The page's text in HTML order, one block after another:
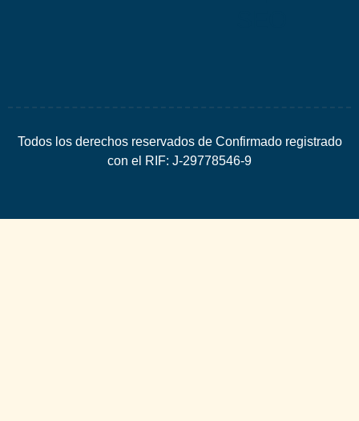
Todos los derechos reservados de Confirmado registrado
con el RIF: J-29778546-9